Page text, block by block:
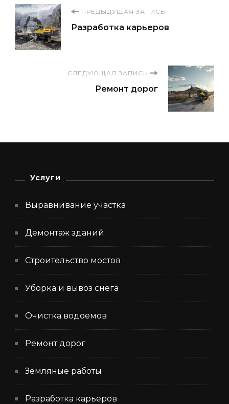
Навигация
по
записям
ПРЕДЫДУЩАЯ ЗАПИСЬ
Разработка карьеров
СЛЕДУЮЩАЯ ЗАПИСЬ
Ремонт дорог
Услуги
Выравнивание участка
Демонтаж зданий
Строительство мостов
Уборка и вывоз снега
Очистка водоемов
Ремонт дорог
Земляные работы
Разработка карьеров